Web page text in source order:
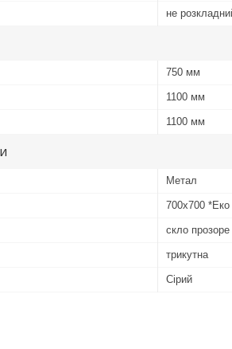
не
750 мм
1100 мм
1100 мм
Метал
700х700
скло прозоре
трикутна
Сірий